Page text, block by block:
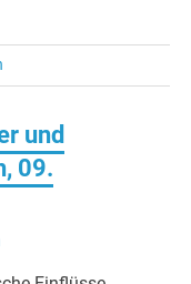
und
09.